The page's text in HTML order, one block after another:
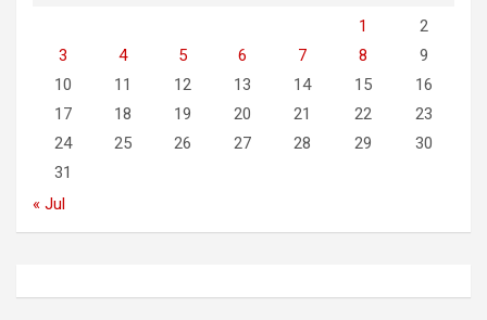
1
2
3
4 5 6 7 8
9
10
11 12 13 14 15
16
17
18 19 20 21 22
23
24
25 26 27 28 29
30
31
« Jul